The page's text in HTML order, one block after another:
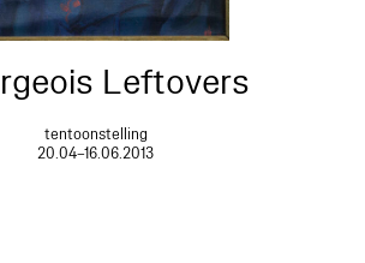
Leftovers
tentoonstelling
20.04–16.06.2013